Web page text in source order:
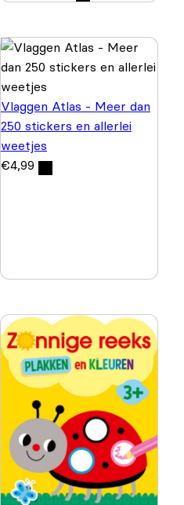
Vlaggen Atlas - Meer dan
250 stickers en allerlei
weetjes
€4,99